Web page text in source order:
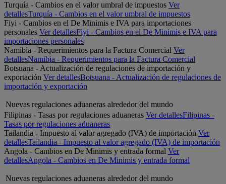
Turquía - Cambios en el valor umbral de impuestos Ver
detallesTurquía - Cambios en el valor umbral de impuestos
Fiyi - Cambios en el De Minimis e IVA para importaciones
personales Ver detallesFiyi - Cambios en el De Minimis e IVA para
importaciones personales
Namibia - Requerimientos para la Factura Comercial Ver
detallesNamibia - Requerimientos para la Factura Comercial
Botsuana - Actualización de regulaciones de importación y
exportación Ver detallesBotsuana - Actualización de regulaciones de
importación y exportación
Nuevas regulaciones aduaneras alrededor del mundo
Filipinas - Tasas por regulaciones aduaneras Ver detallesFilipinas -
Tasas por regulaciones aduaneras
Tailandia - Impuesto al valor agregado (IVA) de importación Ver
detallesTailandia - Impuesto al valor agregado (IVA) de importación
Angola - Cambios en De Minimis y entrada formal Ver
detallesAngola - Cambios en De Minimis y entrada formal
Nuevas regulaciones aduaneras alrededor del mundo